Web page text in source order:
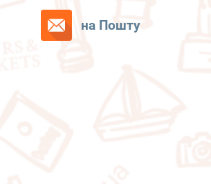
на Пошту